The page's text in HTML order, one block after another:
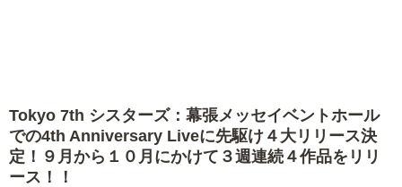
Tokyo 7th シスターズ：幕張メッセイベントホール
での4th Anniversary Liveに先駆け４大リリース決
定！９月から１０月にかけて３週連続４作品をリリ
ース！！